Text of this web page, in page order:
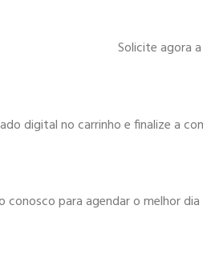
Solicite agora
digital no carrinho e finalize a
para agendar o melhor